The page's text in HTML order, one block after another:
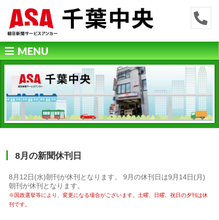
MENU
8月の新聞休刊日
8月12日(水)朝刊が休刊となります。 9月の休刊日は9月14日(月)
朝刊が休刊となります。
※国政選挙等により、変更になる場合がございます。土曜、日曜、祝日の夕刊は休
刊です。